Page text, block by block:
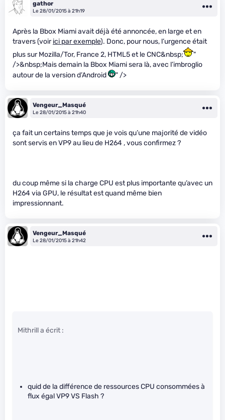
gathor
Le 28/01/2015 à 21h19
Après la Bbox Miami avait déjà été annoncée, en large et en
travers (voirici par exemple). Donc, pour nous, l’urgence était
plus sur Mozilla/Tor, France 2, HTML5 et le CNC&nbsp;
"
/>&nbsp;Mais demain la Bbox Miami sera là, avec l’imbroglio
autour de la version d’Android
" />
Vengeur_Masqué
Le 28/01/2015 à 21h40
ça fait un certains temps que je vois qu’une majorité de vidéo
sont servis en VP9 au lieu de H264 , vous confirmez ?
du coup même si la charge CPU est plus importante qu’avec un
H264 via GPU, le résultat est quand même bien
impressionnant.
Vengeur_Masqué
Le 28/01/2015 à 21h42
Mithrill a écrit :
quid de la différence de ressources CPU consommées à
flux égal VP9 VS Flash ?